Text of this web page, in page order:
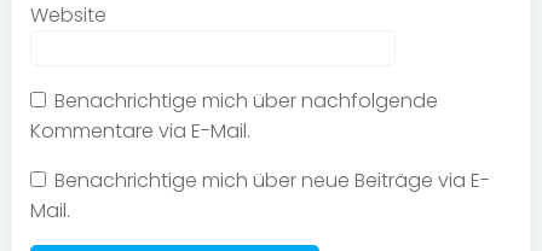
Website
Benachrichtige mich über nachfolgende
Kommentare via E-Mail.
Benachrichtige mich über neue Beiträge via E-
Mail.